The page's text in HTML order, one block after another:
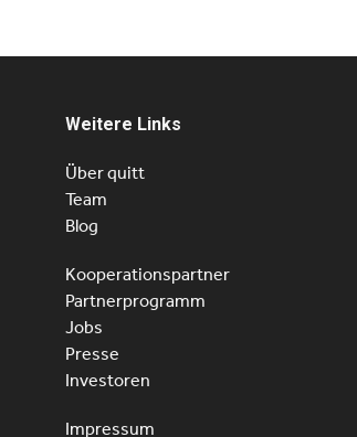
Weitere Links
Über quitt
Team
Blog
Kooperationspartner
Partnerprogramm
Jobs
Presse
Investoren
Impressum